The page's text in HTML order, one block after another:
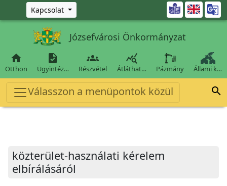
Ugrás a fő tartalomra
Kapcsolat 
Józsefvárosi Önkormányzat

Otthon

Ügyintéz…

Részvétel

Átláthat… Pázmány Állami k…
Válasszon a menüpontok közül 
közterület-használati kérelem
elbírálásáról